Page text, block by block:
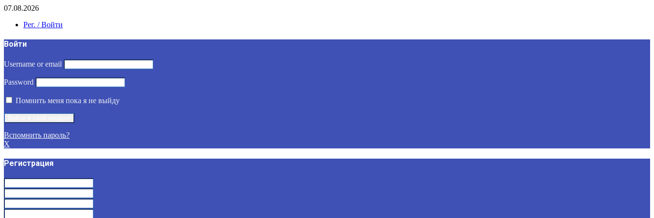
07.08.2026
Рег. / Войти
Войти
Username or email
Password
Помнить меня пока я не выйду
Вспомнить пароль?
X
Регистрация